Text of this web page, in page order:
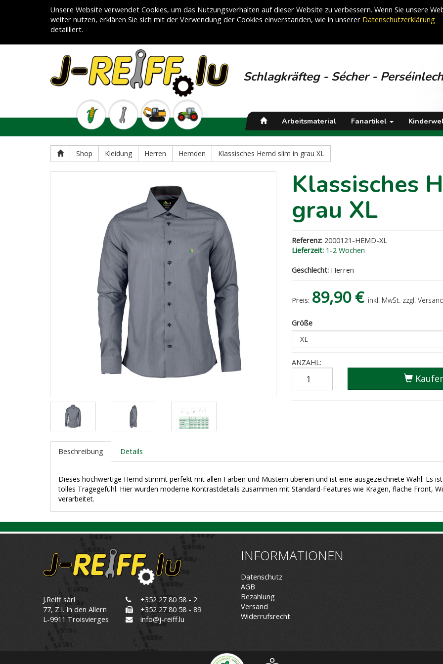
Unsere Website verwendet Cookies, um das Nutzungsverhalten auf dieser Website zu verbessern. Wenn Sie unsere
weiter nutzen, erklären Sie sich mit der Verwendung der Cookies einverstanden, wie in unserer Datenschutzerklärung
detailliert.
Schlagkräfteg - Sécher - Perséinlech
Arbeitsmaterial Fanartikel
Shop Kleidung Herren Hemden Klassisches Hemd slim in grau XL
Klassisches
grau XL
Referenz:2000121-HEMD-XL
Lieferzeit:1-2 Wochen
Geschlecht:Herren
Preis: 89,90 € inkl. MwSt. zzgl. Versand
Größe
ANZAHL:
Beschreibung Details
Dieses hochwertige Hemd stimmt perfekt mit allen Farben und Mustern überein und ist eine ausgezeichnete Wahl. Es
tolles Tragegefühl. Hier wurden moderne Kontrastdetails zusammen mit Standard-Features wie Kragen, flache Front,
verarbeitet.
J.Reiff sàrl
77, Z.I. In den Allern
L-9911 Troisvierges
+352 27 80 58 - 2
+352 27 80 58 - 89
info@j-reiff.lu
INFORMATIONEN
Datenschutz
AGB
Bezahlung
Versand
Widerrufsrecht